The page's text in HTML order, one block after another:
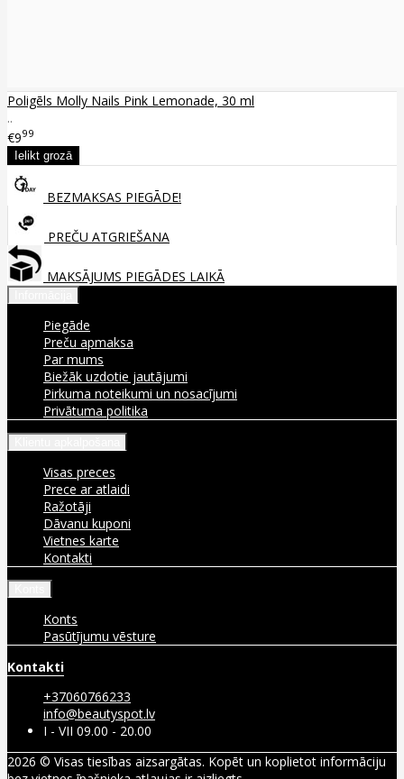
Poligēls Molly Nails Pink Lemonade, 30 ml
..
€999
BEZMAKSAS PIEGĀDE!
PREČU ATGRIEŠANA
MAKSĀJUMS PIEGĀDES LAIKĀ
Piegāde
Preču apmaksa
Par mums
Biežāk uzdotie jautājumi
Pirkuma noteikumi un nosacījumi
Privātuma politika
Visas preces
Prece ar atlaidi
Ražotāji
Dāvanu kuponi
Vietnes karte
Kontakti
Konts
Pasūtījumu vēsture
Kontakti
+37060766233
info@beautyspot.lv
I - VII 09.00 - 20.00
2026 © Visas tiesības aizsargātas. Kopēt un koplietot informāciju